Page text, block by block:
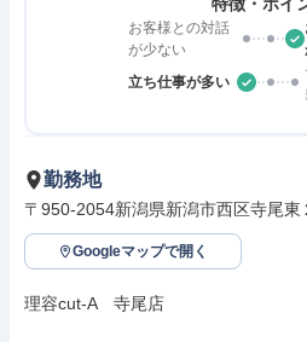
お客様との対話
が少ない
立ち仕事が多い
勤務地
〒950-2054新潟県新潟市西区寺尾東
Googleマップで開く
理容cut-A　寺尾店